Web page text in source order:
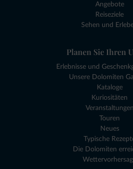
Angebote
Reiseziele
Sehen und
Planen Sie Ihren
Erlebnisse und
Unsere Dolomiten
Kataloge
Kuriositäten
Veranstaltungen
Touren
Neues
Typische
Die Dolomiten